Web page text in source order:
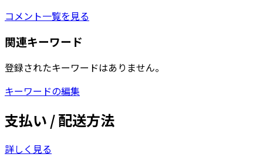
コメント一覧を見る
関連キーワード
登録されたキーワードはありません。
キーワードの編集
支払い / 配送方法
詳しく見る